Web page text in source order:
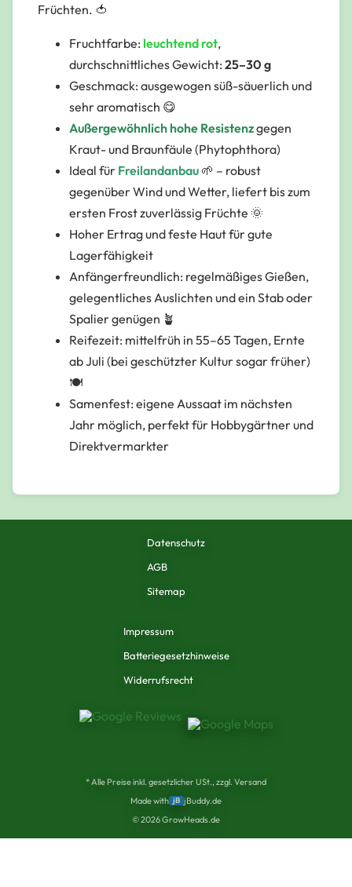
Früchten. 🍅
Fruchtfarbe: leuchtend rot,
durchschnittliches Gewicht: 25–30 g
Geschmack: ausgewogen süß-säuerlich und
sehr aromatisch 😋
Außergewöhnlich hohe Resistenzgegen
Kraut- und Braunfäule (Phytophthora)
Ideal für Freilandanbau 🌱 – robust
gegenüber Wind und Wetter, liefert bis zum
ersten Frost zuverlässig Früchte 🌞
Hoher Ertrag und feste Haut für gute
Lagerfähigkeit
Anfängerfreundlich: regelmäßiges Gießen,
gelegentliches Auslichten und ein Stab oder
Spalier genügen 🪴
Reifezeit: mittelfrüh in 55–65 Tagen, Ernte
ab Juli (bei geschützter Kultur sogar früher)
🍽
Samenfest: eigene Aussaat im nächsten
Jahr möglich, perfekt für Hobbygärtner und
Direktvermarkter
Datenschutz
AGB
Sitemap
Impressum
Batteriegesetzhinweise
Widerrufsrecht
* Alle Preise inkl. gesetzlicher USt., zzgl. Versand
Made with jB jBuddy.de
©2026GrowHeads.de